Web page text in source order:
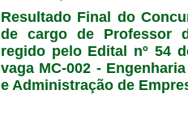
Resultado Final do
de cargo de Professor
regido pelo Edital nº 54
vaga MC-002 -
e Administração de